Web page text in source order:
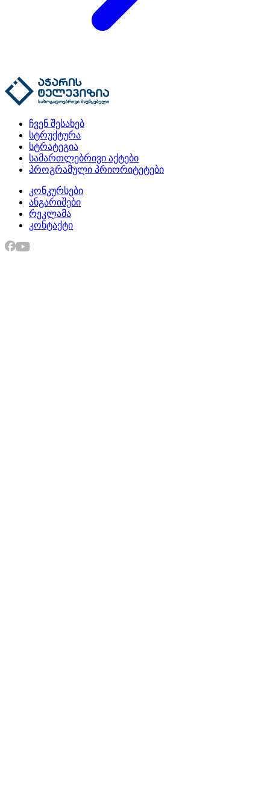
ჩვენ შესახებ
სტრუქტურა
სტრატეგია
სამართლებრივი აქტები
პროგრამული პრიორიტეტები
კონკურსები
ანგარიშები
რეკლამა
კონტაქტი